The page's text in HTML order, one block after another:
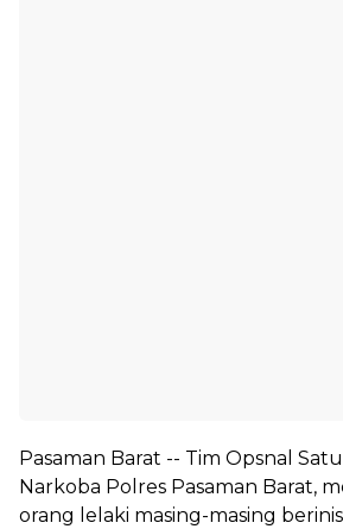
Pasaman Barat -- Tim Opsnal
Narkoba Polres Pasaman Barat,
orang lelaki masing-masing